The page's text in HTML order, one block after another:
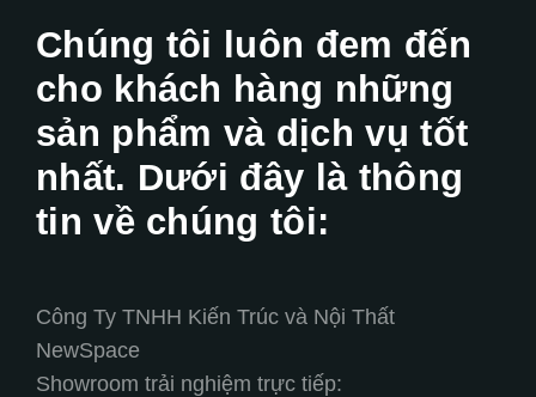
Chúng tôi luôn đem đến
cho khách hàng những
sản phẩm và dịch vụ tốt
nhất. Dưới đây là thông
tin về chúng tôi:
Công Ty TNHH Kiến Trúc và Nội Thất
NewSpace
Showroom trải nghiệm trực tiếp: